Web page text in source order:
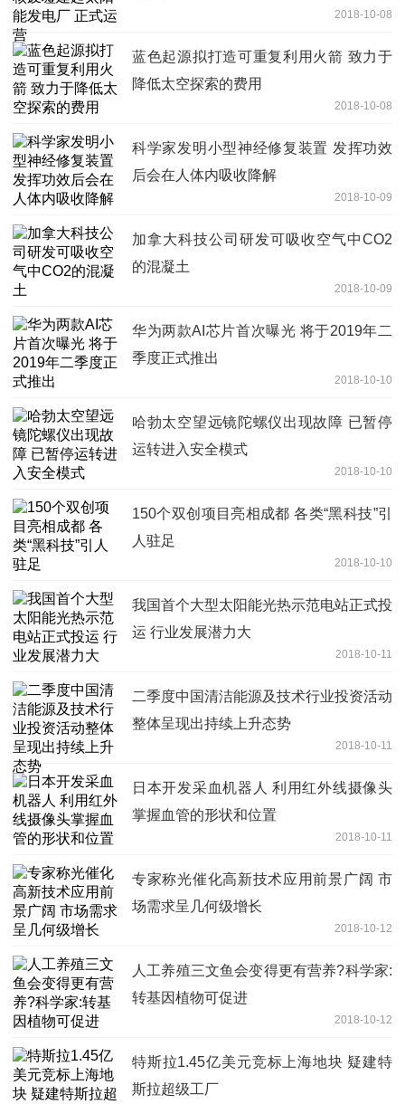
2018-10-08
蓝色起源拟打造可重复利用火箭 致力于
降低太空探索的费用
2018-10-08
科学家发明小型神经修复装置 发挥功效
后会在人体内吸收降解
2018-10-09
加拿大科技公司研发可吸收空气中CO2
的混凝土
2018-10-09
华为两款AI芯片首次曝光 将于2019年二
季度正式推出
2018-10-10
哈勃太空望远镜陀螺仪出现故障 已暂停
运转进入安全模式
2018-10-10
150个双创项目亮相成都 各类“黑科技”引
人驻足
2018-10-10
我国首个大型太阳能光热示范电站正式投
运 行业发展潜力大
2018-10-11
二季度中国清洁能源及技术行业投资活动
整体呈现出持续上升态势
2018-10-11
日本开发采血机器人 利用红外线摄像头
掌握血管的形状和位置
2018-10-11
专家称光催化高新技术应用前景广阔 市
场需求呈几何级增长
2018-10-12
人工养殖三文鱼会变得更有营养?科学家:
转基因植物可促进
2018-10-12
特斯拉1.45亿美元竞标上海地块 疑建特
斯拉超级工厂